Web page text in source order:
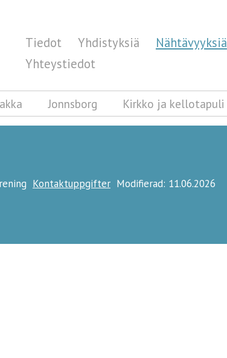
Tiedot Yhdistyksiä Nähtävyyksiä
Yhteystiedot
Jonnsborg Kirkko ja kellotapuli
Kontaktuppgifter Modifierad: 11.06.2026